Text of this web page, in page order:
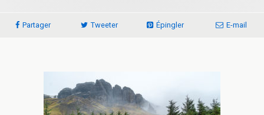
Partager Tweeter Épingler E-mail